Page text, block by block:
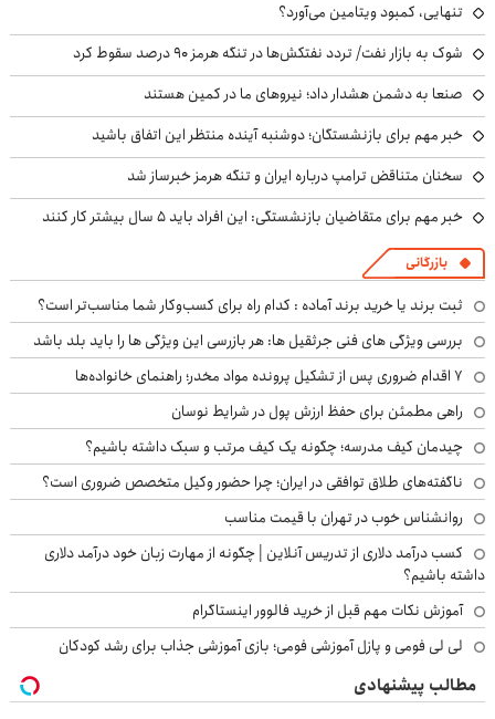
تنهایی، کمبود ویتامین می‌آورد؟
شوک به بازار نفت/ تردد نفتکش‌ها در تنگه هرمز ۹۰ درصد سقوط کرد
صنعا به دشمن هشدار داد؛ نیروهای ما در کمین هستند
خبر مهم برای بازنشستگان؛ دوشنبه آینده منتظر این اتفاق باشید
سخنان متناقض ترامپ درباره ایران و تنگه هرمز خبرساز شد
خبر مهم برای متقاضیان بازنشستگی: این افراد باید ۵ سال بیشتر کار کنند
بازرگانی
ثبت برند یا خرید برند آماده : کدام راه برای کسب‌وکار شما مناسب‌تر است؟
بررسی ویژگی های فنی جرثقیل ها: هر بازرسی این ویژگی ها را باید بلد باشد
۷ اقدام ضروری پس از تشکیل پرونده مواد مخدر؛ راهنمای خانواده‌ها
راهی مطمئن برای حفظ ارزش پول در شرایط نوسان
چیدمان کیف مدرسه؛ چگونه یک کیف مرتب و سبک داشته باشیم؟
ناگفته‌های طلاق توافقی در ایران؛ چرا حضور وکیل متخصص ضروری است؟
روانشناس خوب در تهران با قیمت مناسب
کسب درآمد دلاری از تدریس آنلاین | چگونه از مهارت زبان خود درآمد دلاری
داشته باشیم؟
آموزش نکات مهم قبل از خرید فالوور اینستاگرام
لی لی فومی و پازل آموزشی فومی؛ بازی آموزشی جذاب برای رشد کودکان
مطالب پیشنهادی